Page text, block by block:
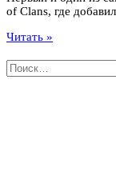
of Clans, где
Читать »
Найти: